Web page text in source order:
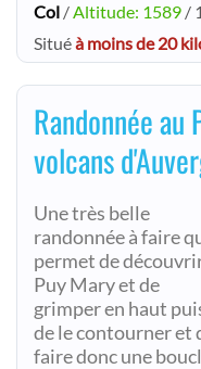
Col /Altitude: 1589 /
Situéà moins de 20
Randonnée au
volcans
Une très belle
randonnée à faire
permet de
Puy Mary et de
grimper en haut
de le contourner et
faire donc une